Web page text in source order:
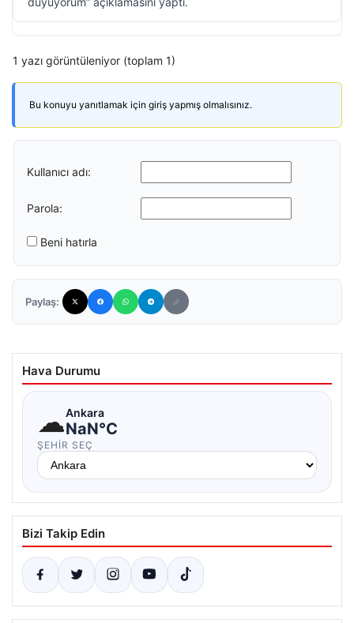
1 yazı görüntüleniyor (toplam 1)
Bu konuyu yanıtlamak için giriş yapmış olmalısınız.
Kullanıcı adı:
Parola:
Beni hatırla
Paylaş:
Hava Durumu
☁Ankara
NaN°C
ŞEHIR SEÇ
Bizi Takip Edin